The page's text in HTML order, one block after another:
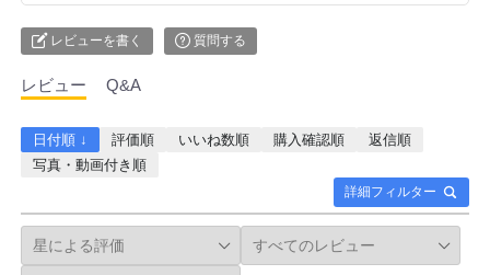
レビューを書く 質問する
レビュー Q&A
詳細フィルター
日付順 ↓ 評価順 いいね数順 購入確認順
返信順
写真・動画付き順